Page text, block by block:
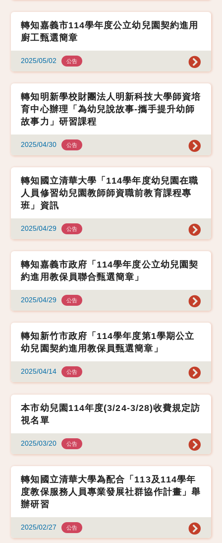
轉知嘉義市114學年度公立幼兒園契約進用
廚工甄選簡章
2025/05/02 公告
轉知明新學校財團法人明新科技大學師資培
育中心辦理「為幼兒說故事-攜手提升幼師
故事力」研習課程
2025/04/30 公告
轉知國立清華大學「114學年度幼兒園在職
人員修習幼兒園教師師資職前教育課程專
班」資訊
2025/04/29 公告
轉知嘉義市政府「114學年度公立幼兒園契
約進用教保員聯合甄選簡章」
2025/04/29 公告
轉知新竹市政府「114學年度第1學期公立
幼兒園契約進用教保員甄選簡章」
2025/04/14 公告
本市幼兒園114年度(3/24-3/28)收費規定訪
視名單
2025/03/20 公告
轉知國立清華大學為配合「113及114學年
度教保服務人員專業發展社群協作計畫」舉
辦研習
2025/02/27 公告